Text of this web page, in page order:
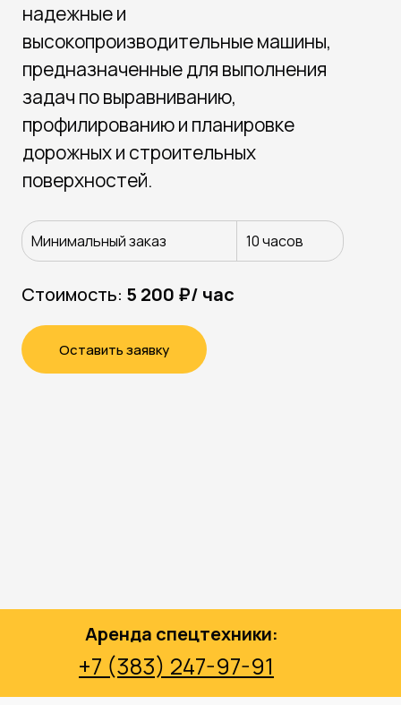
Оставить заявку
Стоимость: 5 200 ₽/ час
Минимальный заказ 10 часов
надежные и
высокопроизводительные машины,
предназначенные для выполнения
задач по выравниванию,
профилированию и планировке
дорожных и строительных
поверхностей.
+7 (383) 247-97-91
Аренда спецтехники: